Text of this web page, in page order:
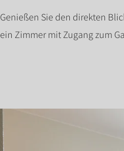
Genießen Sie den direkten
ein Zimmer mit Zugang zum